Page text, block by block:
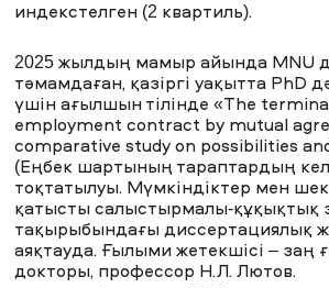
индекстелген (2 квартиль).
2025 жылдың мамыр айында MNU
тәмамдаған, қазіргі уақытта PhD
үшін ағылшын тілінде «The
employment contract by mutual
comparative study on possibilities
(Еңбек шартының тараптардың
тоқтатылуы. Мүмкіндіктер мен
қатысты салыстырмалы-құқықтық
тақырыбындағы диссертациялық
аяқтауда. Ғылыми жетекшісі –
докторы, профессор Н.Л. Лютов.